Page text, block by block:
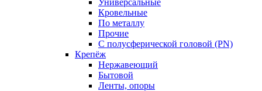
Универсальные
Кровельные
По металлу
Прочие
С полусферической головой (PN)
Крепёж
Нержавеющий
Бытовой
Ленты, опоры